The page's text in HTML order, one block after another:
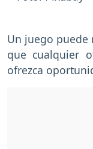
Un juego puede
que cualquier
ofrezca